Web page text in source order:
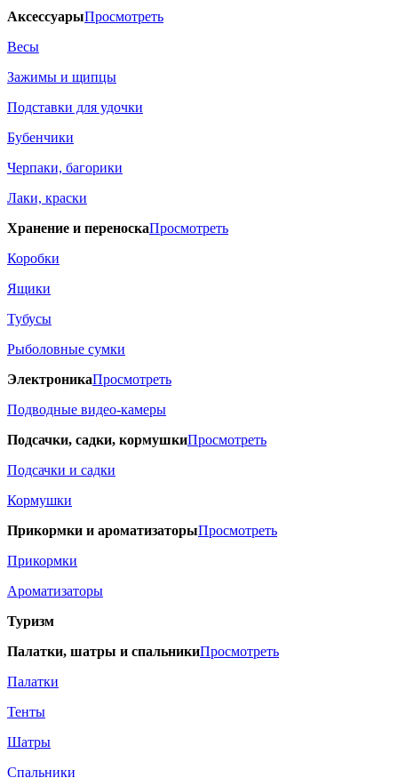
АксессуарыПросмотреть
Весы
Зажимы и щипцы
Подставки для удочки
Бубенчики
Черпаки, багорики
Лаки, краски
Хранение и переноскаПросмотреть
Коробки
Ящики
Тубусы
Рыболовные сумки
ЭлектроникаПросмотреть
Подводные видео-камеры
Подсачки, садки, кормушкиПросмотреть
Подсачки и садки
Кормушки
Прикормки и ароматизаторыПросмотреть
Прикормки
Ароматизаторы
Туризм
Палатки, шатры и спальникиПросмотреть
Палатки
Тенты
Шатры
Спальники